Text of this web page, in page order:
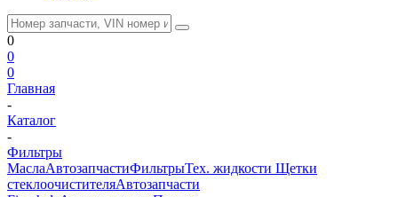
0
0
0
Главная
-
Каталог
-
Фильтры
МаслаАвтозапчастиФильтрыТех. жидкости Щетки
стеклоочистителяАвтозапчасти